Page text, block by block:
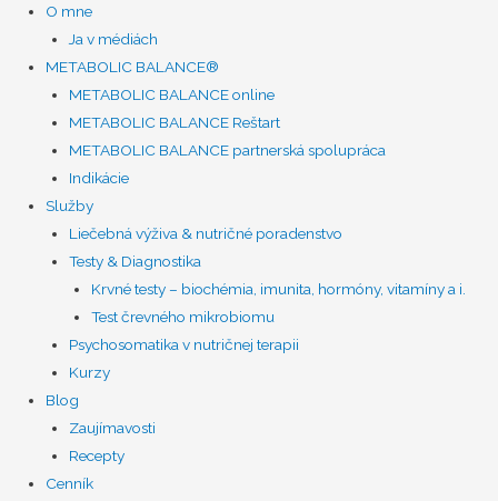
O mne
Ja v médiách
METABOLIC BALANCE®
METABOLIC BALANCE online
METABOLIC BALANCE Reštart
METABOLIC BALANCE partnerská spolupráca
Indikácie
Služby
Liečebná výživa & nutričné poradenstvo
Testy & Diagnostika
Krvné testy – biochémia, imunita, hormóny, vitamíny a i.
Test črevného mikrobiomu
Psychosomatika v nutričnej terapii
Kurzy
Blog
Zaujímavosti
Recepty
Cenník